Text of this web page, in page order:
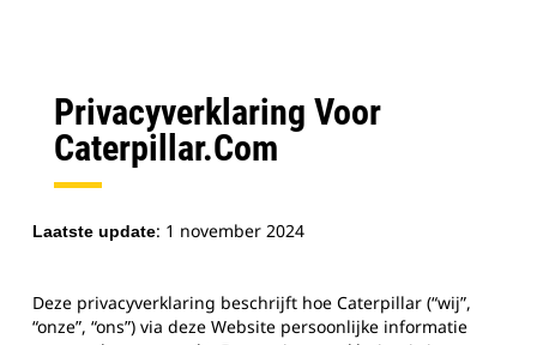
Privacyverklaring Voor
Caterpillar.com
Laatste update: 1 november 2024
Deze privacyverklaring beschrijft hoe Caterpillar (“wij”,
“onze”, “ons”) via deze Website persoonlijke informatie